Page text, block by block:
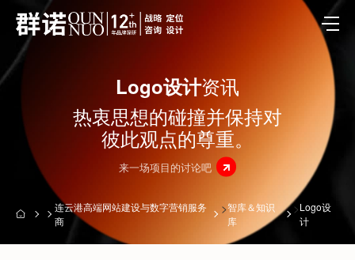
Logo设计资讯
热衷思想的碰撞并保持对
彼此观点的尊重。
来一场项目的讨论吧
连云港高端网站建设与数字营销服务
商
>智库＆知识
库
>Logo设
计